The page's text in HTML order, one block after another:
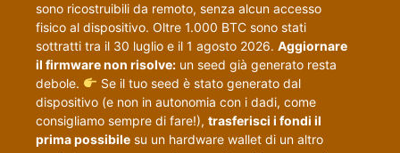
sono ricostruibili da remoto, senza alcun accesso
fisico al dispositivo. Oltre 1.000 BTC sono stati
sottratti tra il 30 luglio e il 1 agosto 2026. Aggiornare
il firmware non risolve: un seed già generato resta
debole.
Se il tuo seed è stato generato dal
dispositivo (e non in autonomia con i dadi, come
consigliamo sempre di fare!), trasferisci i fondi il
prima possibile su un hardware wallet di un altro